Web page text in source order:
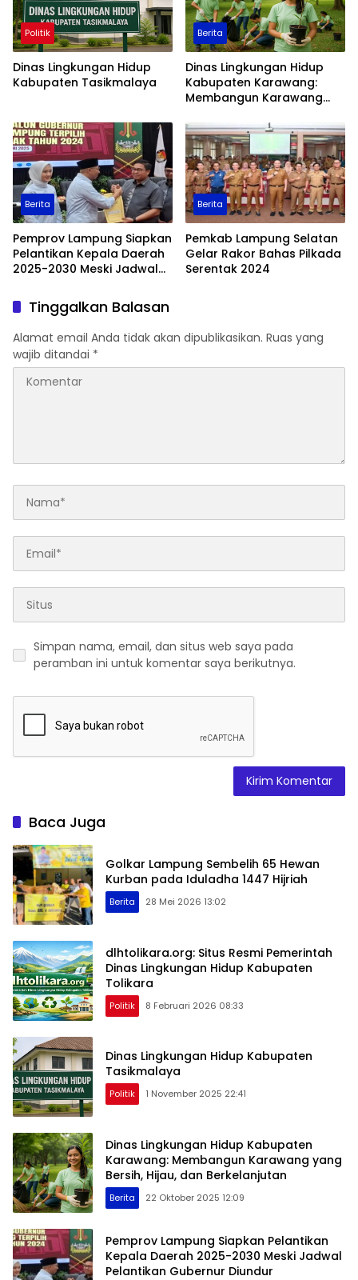
Politik
Dinas Lingkungan Hidup
Kabupaten Tasikmalaya
Berita
Dinas Lingkungan Hidup
Kabupaten Karawang:
Membangun Karawang
Berkelanjutan
Berita
Pemprov Lampung Siapkan
Pelantikan Kepala Daerah
2025-2030 Meski Jadwal
Diundur
Berita
Pemkab Lampung Selatan
Gelar Rakor Bahas Pilkada
Serentak 2024
Tinggalkan Balasan
Alamat email Anda tidak akan dipublikasikan. Ruas yang
wajib ditandai *
Simpan nama, email, dan situs web saya pada
peramban ini untuk komentar saya berikutnya.
Baca Juga
Golkar Lampung Sembelih 65 Hewan
Kurban pada Iduladha 1447 Hijriah
Berita 28 Mei 2026 13:02
dlhtolikara.org: Situs Resmi Pemerintah
Dinas Lingkungan Hidup Kabupaten
Tolikara
Politik 8 Februari 2026 08:33
Dinas Lingkungan Hidup Kabupaten
Tasikmalaya
Politik 1 November 2025 22:41
Dinas Lingkungan Hidup Kabupaten
Karawang: Membangun Karawang yang
Bersih, Hijau, dan Berkelanjutan
Berita 22 Oktober 2025 12:09
Pemprov Lampung Siapkan Pelantikan
Kepala Daerah 2025-2030 Meski Jadwal
Pelantikan Gubernur Diundur